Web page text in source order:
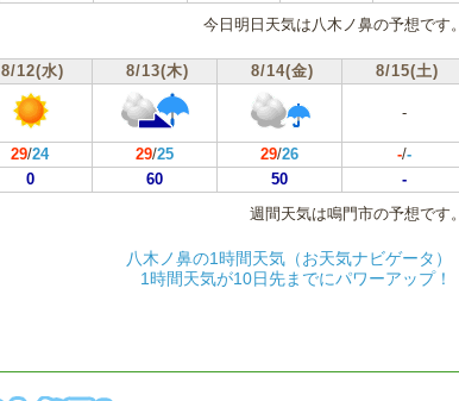
今日明日天気は八木ノ鼻の予想です。
8/12(水) 8/13(木) 8/14(金) 8/15(土)
-
29/24 29/25 29/26 -/-
0 60 50
-
週間天気は鳴門市の予想です。
八木ノ鼻の1時間天気（お天気ナビゲータ）
1時間天気が10日先までにパワーアップ！